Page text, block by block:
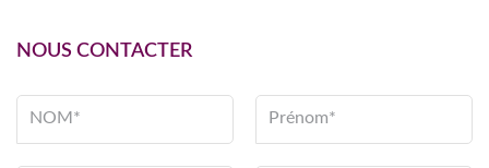
NOUS CONTACTER
NOM* Prénom*